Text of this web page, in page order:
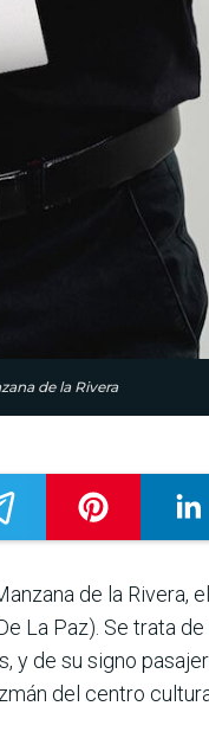
de la Rivera
de la Rivera,
La Paz). Se trata
y de su signo
del centro